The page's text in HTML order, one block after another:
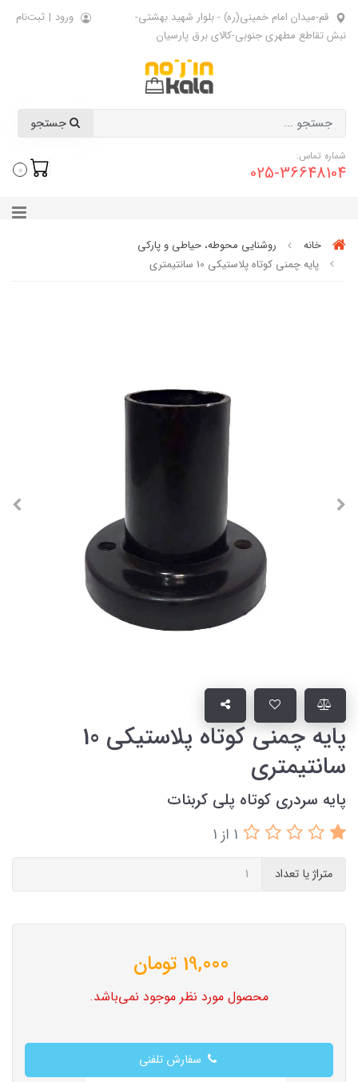
قم-میدان امام خمینی(ره) - بلوار شهید بهشتی-
نبش تقاطع مطهری جنوبی-کالای برق پارسیان
ورود | ثبت‌نام
شماره تماس:
025-36648104
0
خانه
روشنایی محوطه، حیاطی و پارکی
پایه چمنی کوتاه پلاستیکی 10 سانتیمتری
پایه چمنی کوتاه پلاستیکی 10
سانتیمتری
پایه سردری کوتاه پلی کربنات
1 از 1
متراژ یا تعداد
19,000 تومان
محصول مورد نظر موجود نمی‌باشد.
سفارش تلفنی